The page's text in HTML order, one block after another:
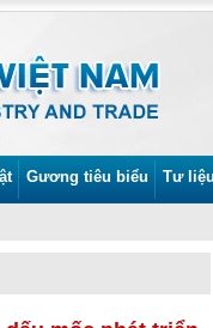
Gương tiêu biểu Tư liệu